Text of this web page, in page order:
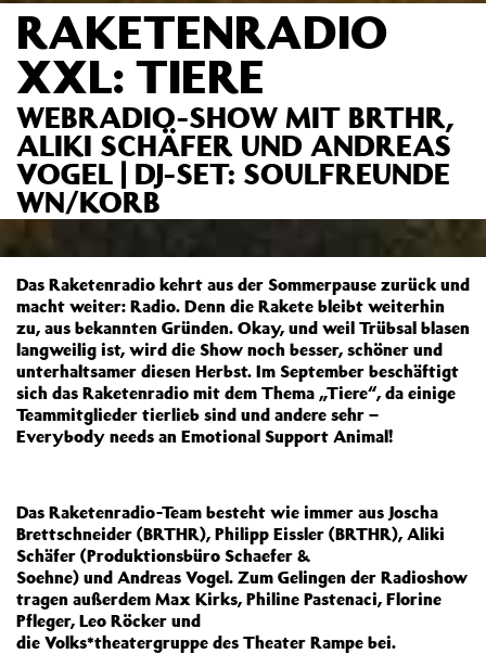
RAKETENRADIO
XXL: TIERE
WEBRADIO-SHOW MIT BRTHR,
ALIKI SCHÄFER UND ANDREAS
VOGEL | DJ-SET: SOULFREUNDE
WN/KORB
Das Raketenradio kehrt aus der Sommerpause zurück und
macht weiter: Radio. Denn die Rakete bleibt weiterhin
zu, aus bekannten Gründen. Okay, und weil Trübsal blasen
langweilig ist, wird die Show noch besser, schöner und
unterhaltsamer diesen Herbst. Im September beschäftigt
sich das Raketenradio mit dem Thema „Tiere“, da einige
Teammitglieder tierlieb sind und andere sehr –
Everybody needs an Emotional Support Animal!
Das Raketenradio-Team besteht wie immer aus Joscha
Brettschneider (BRTHR), Philipp Eissler (BRTHR), Aliki
Schäfer (Produktionsbüro Schaefer &
Soehne) und Andreas Vogel. Zum Gelingen der Radioshow
tragen außerdem Max Kirks, Philine Pastenaci, Florine
Pfleger, Leo Röcker und
die Volks*theatergruppe des Theater Rampe bei.